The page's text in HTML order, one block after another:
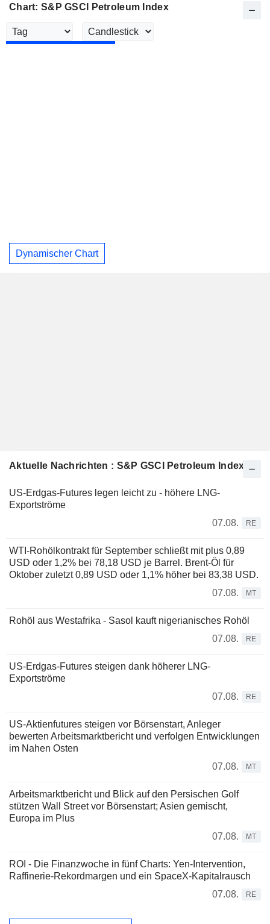
Chart: S&P GSCI Petroleum Index
Dynamischer Chart
Aktuelle Nachrichten : S&P GSCI Petroleum Index
US-Erdgas-Futures legen leicht zu - höhere LNG-
Exportströme
07.08.
RE
WTI-Rohölkontrakt für September schließt mit plus 0,89
USD oder 1,2% bei 78,18 USD je Barrel. Brent-Öl für
Oktober zuletzt 0,89 USD oder 1,1% höher bei 83,38 USD.
07.08.
MT
Rohöl aus Westafrika - Sasol kauft nigerianisches Rohöl
07.08.
RE
US-Erdgas-Futures steigen dank höherer LNG-
Exportströme
07.08.
RE
US-Aktienfutures steigen vor Börsenstart, Anleger
bewerten Arbeitsmarktbericht und verfolgen Entwicklungen
im Nahen Osten
07.08.
MT
Arbeitsmarktbericht und Blick auf den Persischen Golf
stützen Wall Street vor Börsenstart; Asien gemischt,
Europa im Plus
07.08.
MT
ROI - Die Finanzwoche in fünf Charts: Yen-Intervention,
Raffinerie-Rekordmargen und ein SpaceX-Kapitalrausch
07.08.
RE